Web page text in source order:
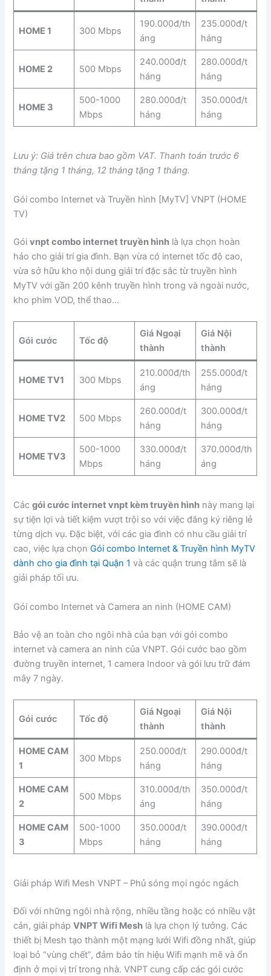
HOME 1 300 Mbps
190.000đ/th
áng
235.000đ/t
háng
HOME 2 500 Mbps
240.000đ/t
háng
280.000đ/t
háng
HOME 3
500-1000
Mbps
280.000đ/t
háng
350.000đ/t
háng
Lưu ý: Giá trên chưa bao gồm VAT. Thanh toán trước 6
tháng tặng 1 tháng, 12 tháng tặng 1 tháng.
Gói combo Internet và Truyền hình [MyTV] VNPT (HOME
TV)
Góivnpt combo internet truyền hình là lựa chọn hoàn
hảo cho giải trí gia đình. Bạn vừa có internet tốc độ cao,
vừa sở hữu kho nội dung giải trí đặc sắc từ truyền hình
MyTV với gần 200 kênh truyền hình trong và ngoài nước,
kho phim VOD, thể thao…
Gói cước Tốc độ
Giá Ngoại
thành
Giá Nội
thành
HOME TV1 300 Mbps
210.000đ/th
áng
255.000đ/t
háng
HOME TV2 500 Mbps
260.000đ/t
háng
300.000đ/t
háng
HOME TV3
500-1000
Mbps
330.000đ/t
háng
370.000đ/th
áng
Cácgói cước internet vnpt kèm truyền hình này mang lại
sự tiện lợi và tiết kiệm vượt trội so với việc đăng ký riêng lẻ
từng dịch vụ. Đặc biệt, với các gia đình có nhu cầu giải trí
cao, việc lựa chọnGói combo Internet & Truyền hình MyTV
dành cho gia đình tại Quận 1 và các quận trung tâm sẽ là
giải pháp tối ưu.
Gói combo Internet và Camera an ninh (HOME CAM)
Bảo vệ an toàn cho ngôi nhà của bạn với gói combo
internet và camera an ninh của VNPT. Gói cước bao gồm
đường truyền internet, 1 camera Indoor và gói lưu trữ đám
mây 7 ngày.
Gói cước Tốc độ
Giá Ngoại
thành
Giá Nội
thành
HOME CAM
1
300 Mbps
250.000đ/t
háng
290.000đ/t
háng
HOME CAM
2
500 Mbps
310.000đ/th
áng
350.000đ/t
háng
HOME CAM
3
500-1000
Mbps
350.000đ/t
háng
390.000đ/t
háng
Giải pháp Wifi Mesh VNPT – Phủ sóng mọi ngóc ngách
Đối với những ngôi nhà rộng, nhiều tầng hoặc có nhiều vật
cản, giải phápVNPT Wifi Mesh là lựa chọn lý tưởng. Các
thiết bị Mesh tạo thành một mạng lưới Wifi đồng nhất, giúp
loại bỏ “vùng chết”, đảm bảo tín hiệu Wifi mạnh mẽ và ổn
định ở mọi vị trí trong nhà. VNPT cung cấp các gói cước